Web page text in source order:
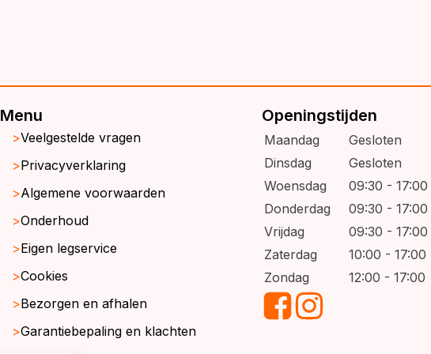
Menu
Veelgestelde vragen
Privacyverklaring
Algemene voorwaarden
Onderhoud
Eigen legservice
Cookies
Bezorgen en afhalen
Garantiebepaling en klachten
Openingstijden
Maandag
Gesloten
Dinsdag
Gesloten
Woensdag
09:30 - 17:00
Donderdag
09:30 - 17:00
Vrijdag
09:30 - 17:00
Zaterdag
10:00 - 17:00
Zondag
12:00 - 17:00